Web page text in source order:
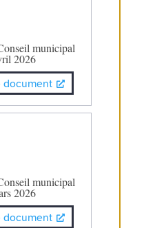
municipal
2026
document
municipal
2026
document